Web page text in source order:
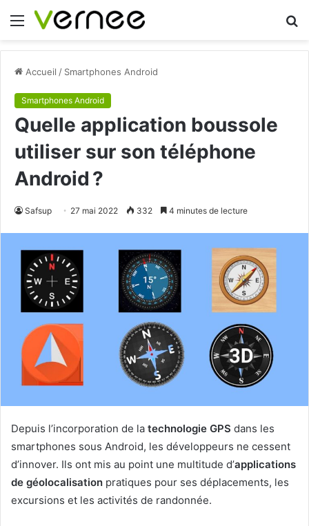
Menu
Accueil / Smartphones Android
Smartphones Android
Quelle application boussole
utiliser sur son téléphone
Android ?
Safsup 27 mai 2022 332 4 minutes de lecture
Depuis l’incorporation de la technologie GPS dans les
smartphones sous Android, les développeurs ne cessent
d’innover. Ils ont mis au point une multitude d’applications
de géolocalisation pratiques pour ses déplacements, les
excursions et les activités de randonnée.